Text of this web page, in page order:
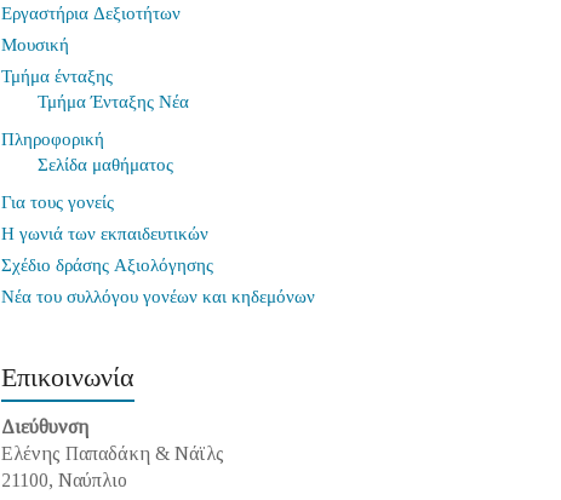
Εργαστήρια Δεξιοτήτων
Μουσική
Τμήμα ένταξης
Τμήμα Ένταξης Νέα
Πληροφορική
Σελίδα μαθήματος
Για τους γονείς
Η γωνιά των εκπαιδευτικών
Σχέδιο δράσης Αξιολόγησης
Νέα του συλλόγου γονέων και κηδεμόνων
Επικοινωνία
Διεύθυνση
Ελένης Παπαδάκη & Νάϊλς
21100, Ναύπλιο